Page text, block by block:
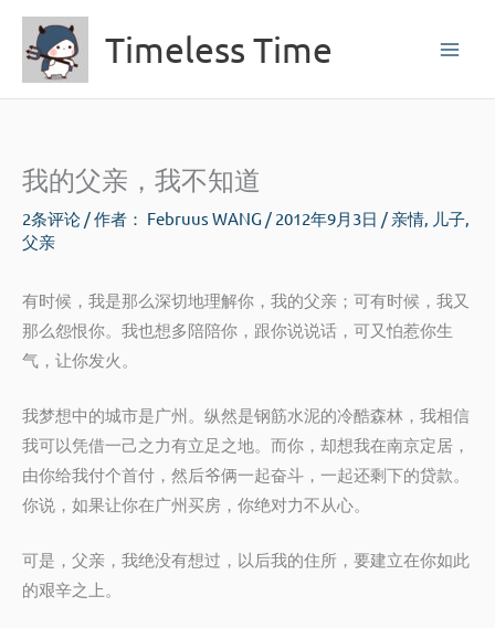
容
Timeless Time
我的父亲，我不知道
2条评论 / 作者： Februus WANG / 2012年9月3日 / 亲情 儿子
父亲
有时候，我是那么深切地理解你，我的父亲；可有时候，我又
那么怨恨你。我也想多陪陪你，跟你说说话，可又怕惹你生
气，让你发火。
我梦想中的城市是广州。纵然是钢筋水泥的冷酷森林，我相信
我可以凭借一己之力有立足之地。而你，却想我在南京定居，
由你给我付个首付，然后爷俩一起奋斗，一起还剩下的贷款。
你说，如果让你在广州买房，你绝对力不从心。
可是，父亲，我绝没有想过，以后我的住所，要建立在你如此
的艰辛之上。